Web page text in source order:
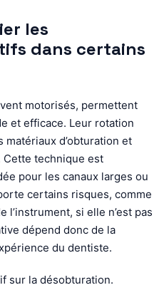
les
dans certains
motorisés, permettent
et efficace. Leur rotation
d’obturation et
technique est
pour les canaux larges ou
certains risques, comme
l’instrument, si elle n’est pas
dépend donc de la
du dentiste.
sur la désobturation.